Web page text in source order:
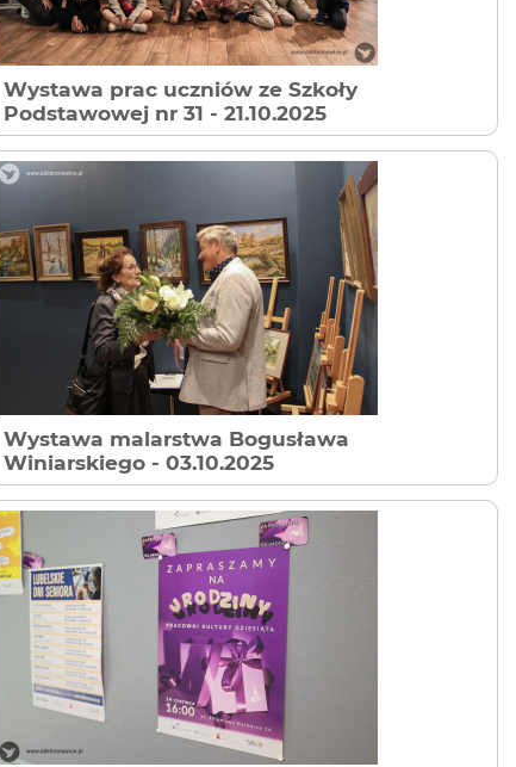
Wystawa prac uczniów ze Szkoły
Podstawowej nr 31 - 21.10.2025
Wystawa malarstwa Bogusława
Winiarskiego - 03.10.2025